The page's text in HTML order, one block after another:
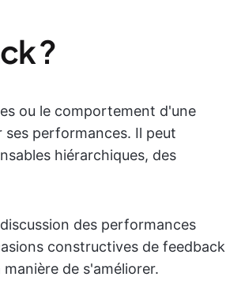
?
ou le comportement d'une
performances. Il peut
hiérarchiques, des
des performances
constructives de feedback
de s'améliorer.